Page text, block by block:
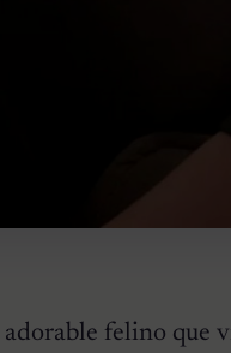
felino que